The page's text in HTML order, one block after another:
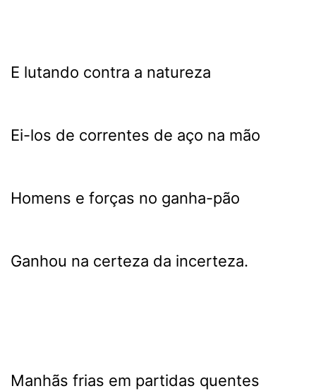
E lutando contra a natureza
Ei-los de correntes de aço na mão
Homens e forças no ganha-pão
Ganhou na certeza da incerteza.
Manhãs frias em partidas quentes